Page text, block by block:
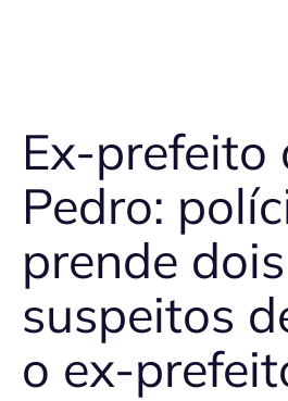
Ex-prefeito
Pedro:
prende dois
suspeitos
o ex-